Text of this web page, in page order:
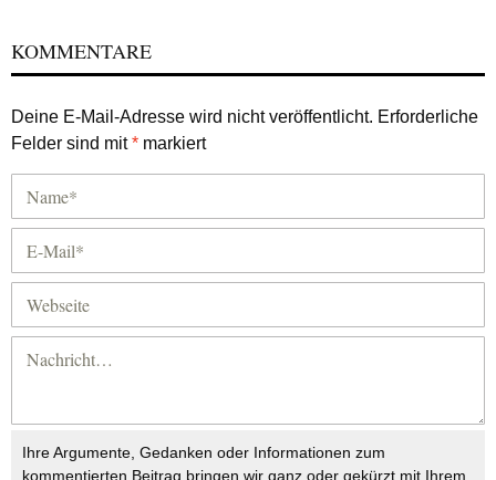
KOMMENTARE
Deine E-Mail-Adresse wird nicht veröffentlicht. Erforderliche
Felder sind mit* markiert
Ihre Argumente, Gedanken oder Informationen zum
kommentierten Beitrag bringen wir ganz oder gekürzt mit Ihrem